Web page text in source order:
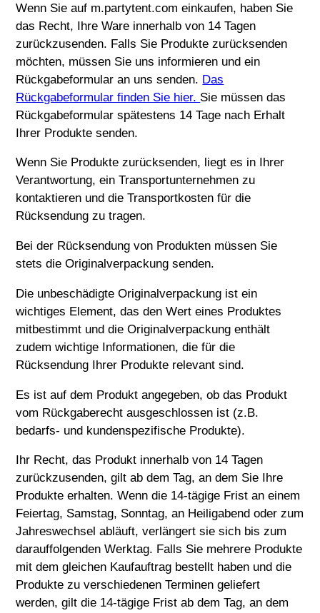
Wenn Sie auf m.partytent.com einkaufen, haben Sie
das Recht, Ihre Ware innerhalb von 14 Tagen
zurückzusenden. Falls Sie Produkte zurücksenden
möchten, müssen Sie uns informieren und ein
Rückgabeformular an uns senden. Das
Rückgabeformular finden Sie hier. Sie müssen das
Rückgabeformular spätestens 14 Tage nach Erhalt
Ihrer Produkte senden.
Wenn Sie Produkte zurücksenden, liegt es in Ihrer
Verantwortung, ein Transportunternehmen zu
kontaktieren und die Transportkosten für die
Rücksendung zu tragen.
Bei der Rücksendung von Produkten müssen Sie
stets die Originalverpackung senden.
Die unbeschädigte Originalverpackung ist ein
wichtiges Element, das den Wert eines Produktes
mitbestimmt und die Originalverpackung enthält
zudem wichtige Informationen, die für die
Rücksendung Ihrer Produkte relevant sind.
Es ist auf dem Produkt angegeben, ob das Produkt
vom Rückgaberecht ausgeschlossen ist (z.B.
bedarfs- und kundenspezifische Produkte).
Ihr Recht, das Produkt innerhalb von 14 Tagen
zurückzusenden, gilt ab dem Tag, an dem Sie Ihre
Produkte erhalten. Wenn die 14-tägige Frist an einem
Feiertag, Samstag, Sonntag, an Heiligabend oder zum
Jahreswechsel abläuft, verlängert sie sich bis zum
darauffolgenden Werktag. Falls Sie mehrere Produkte
mit dem gleichen Kaufauftrag bestellt haben und die
Produkte zu verschiedenen Terminen geliefert
werden, gilt die 14-tägige Frist ab dem Tag, an dem